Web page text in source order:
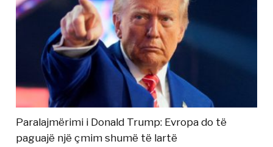
Paralajmërimi i Donald Trump: Evropa do të
paguajë një çmim shumë të lartë